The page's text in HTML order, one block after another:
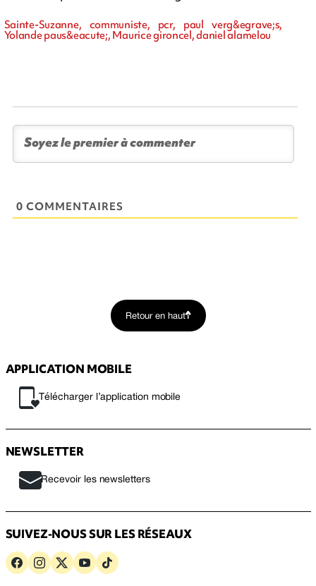
Sainte-Suzanne, communiste, pcr, paul verg&egrave;s,
Yolande paus&eacute;, Maurice gironcel, daniel alamelou
0 COMMENTAIRES
Retour en haut
APPLICATION MOBILE
Télécharger l’application mobile
NEWSLETTER
Recevoir les newsletters
SUIVEZ-NOUS SUR LES RÉSEAUX